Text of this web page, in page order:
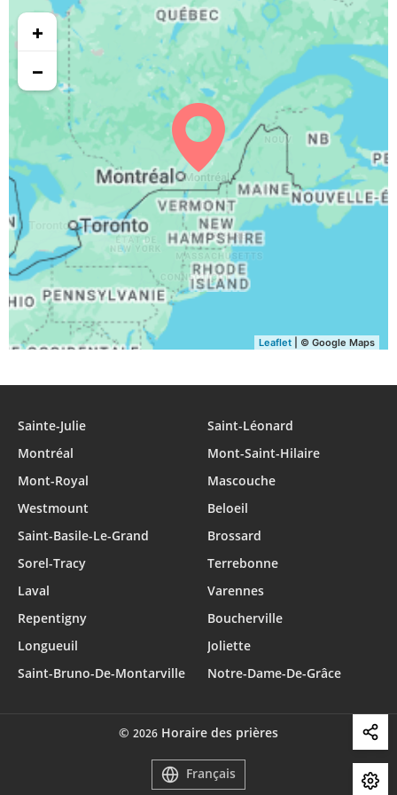
05:02 06:11 12:55 16:39 19:37 20:46
05:04 06:12 12:54 16:38 19:35 20:44
31, Lu 05:05 06:14 12:54 16:37 19:34 20:42
+
−
Leaflet | © Google Maps
Sainte-Julie
Saint-Léonard
Montréal
Mont-Saint-Hilaire
Mont-Royal
Mascouche
Westmount
Beloeil
Saint-Basile-Le-Grand
Brossard
Sorel-Tracy
Terrebonne
Laval
Varennes
Repentigny
Boucherville
Longueuil
Joliette
Saint-Bruno-De-Montarville
Notre-Dame-De-Grâce
© 2026 Horaire des prières
Français